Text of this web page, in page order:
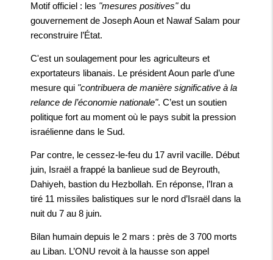
Motif officiel : les "mesures positives"du
gouvernement de Joseph Aoun et Nawaf Salam pour
reconstruire l’État.
C'est un soulagement pour les agriculteurs et
exportateurs libanais. Le président Aoun parle d’une
mesure qui "contribuera de manière significative à la
relance de l’économie nationale". C’est un soutien
politique fort au moment où le pays subit la pression
israélienne dans le Sud.
Par contre, le cessez-le-feu du 17 avril vacille. Début
juin, Israël a frappé la banlieue sud de Beyrouth,
Dahiyeh, bastion du Hezbollah. En réponse, l’Iran a
tiré 11 missiles balistiques sur le nord d’Israël dans la
nuit du 7 au 8 juin.
Bilan humain depuis le 2 mars : près de 3 700 morts
au Liban. L’ONU revoit à la hausse son appel